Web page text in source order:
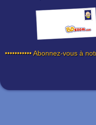
••••••••••• Abonnez-vous à